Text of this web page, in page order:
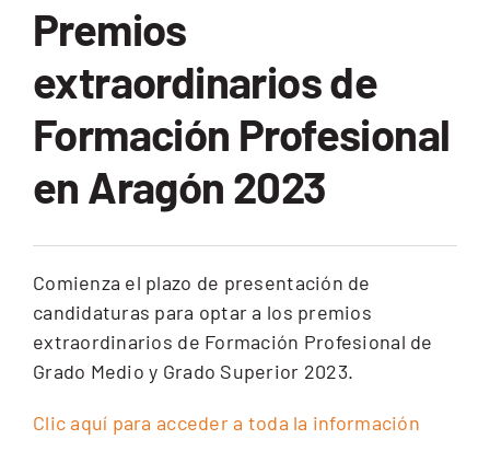
Servicios
Alumnado
CEX: Audiovisual
Premios
extraordinarios de
Formación Profesional
en Aragón 2023
Comienza el plazo de presentación de
candidaturas para optar a los premios
extraordinarios de Formación Profesional de
Grado Medio y Grado Superior 2023.
Clic aquí para acceder a toda la información